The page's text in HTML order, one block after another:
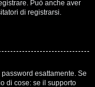
Può anche aver
di registrarsi.
esattamente. Se
di cose: se il supporto